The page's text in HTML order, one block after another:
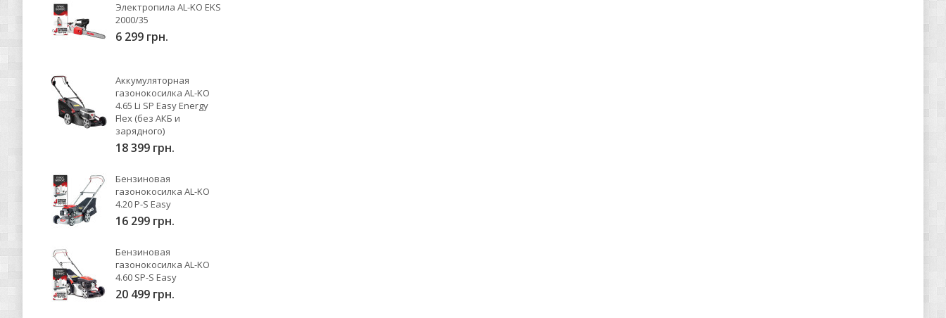
Электропила AL-KO EKS
2000/35
6 299 грн.
Аккумуляторная
газонокосилка AL-KO
4.65 Li SP Easy Energy
Flex (без АКБ и
зарядного)
18 399 грн.
Бензиновая
газонокосилка AL-KO
4.20 P-S Easy
16 299 грн.
Бензиновая
газонокосилка AL-KO
4.60 SP-S Easy
20 499 грн.